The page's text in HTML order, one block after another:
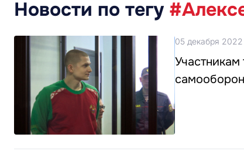
Новости по тегу
05 декабря 2022